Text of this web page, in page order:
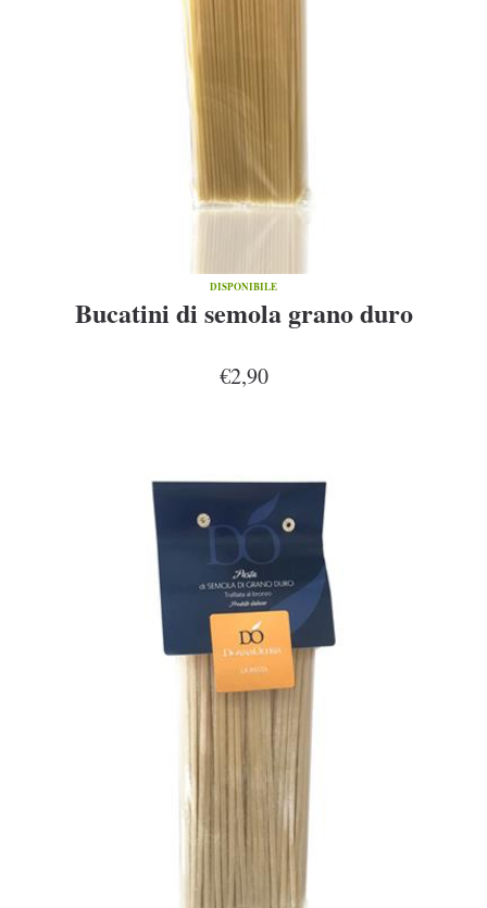
DISPONIBILE
Bucatini di semola grano duro
€2,90